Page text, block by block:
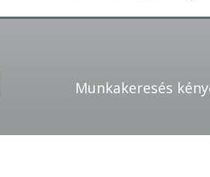
Munkakeresés